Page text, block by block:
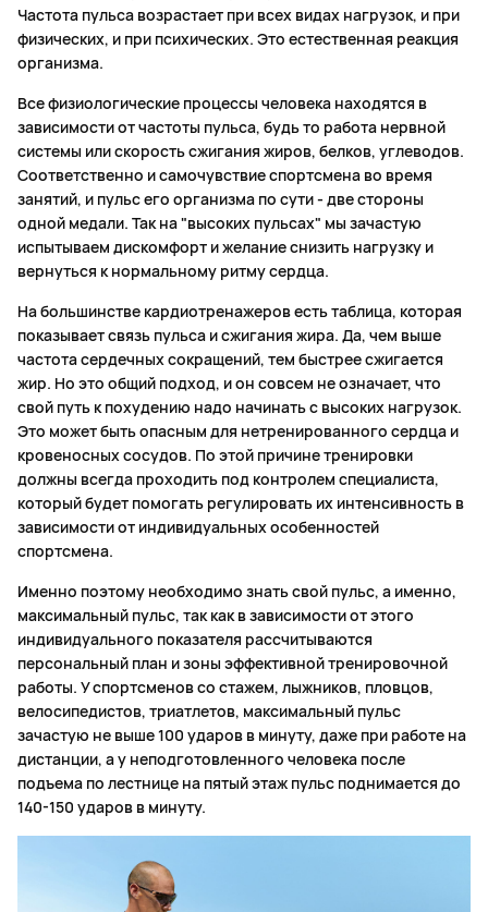
Частота пульса возрастает при всех видах нагрузок, и при
физических, и при психических. Это естественная реакция
организма.
Все физиологические процессы человека находятся в
зависимости от частоты пульса, будь то работа нервной
системы или скорость сжигания жиров, белков, углеводов.
Соответственно и самочувствие спортсмена во время
занятий, и пульс его организма по сути - две стороны
одной медали. Так на "высоких пульсах" мы зачастую
испытываем дискомфорт и желание снизить нагрузку и
вернуться к нормальному ритму сердца.
На большинстве кардиотренажеров есть таблица, которая
показывает связь пульса и сжигания жира. Да, чем выше
частота сердечных сокращений, тем быстрее сжигается
жир. Но это общий подход, и он совсем не означает, что
свой путь к похудению надо начинать с высоких нагрузок.
Это может быть опасным для нетренированного сердца и
кровеносных сосудов. По этой причине тренировки
должны всегда проходить под контролем специалиста,
который будет помогать регулировать их интенсивность в
зависимости от индивидуальных особенностей
спортсмена.
Именно поэтому необходимо знать свой пульс, а именно,
максимальный пульс, так как в зависимости от этого
индивидуального показателя рассчитываются
персональный план и зоны эффективной тренировочной
работы. У спортсменов со стажем, лыжников, пловцов,
велосипедистов, триатлетов, максимальный пульс
зачастую не выше 100 ударов в минуту, даже при работе на
дистанции, а у неподготовленного человека после
подъема по лестнице на пятый этаж пульс поднимается до
140-150 ударов в минуту.